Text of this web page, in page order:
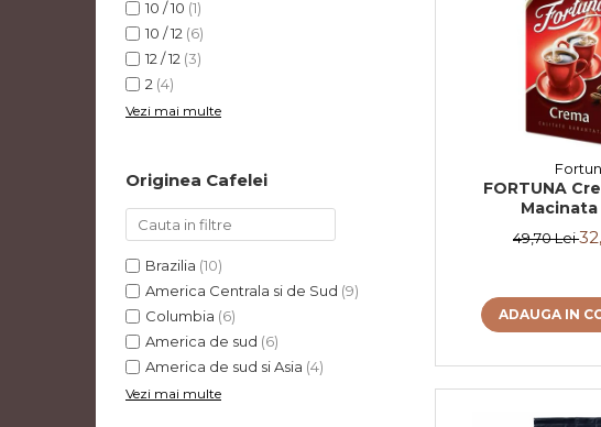
10 / 10 (1)
10 / 12 (6)
12 / 12 (3)
2 (4)
Vezi mai multe
Originea Cafelei
Brazilia (10)
America Centrala si de Sud (9)
Columbia (6)
America de sud (6)
America de sud si Asia (4)
Vezi mai multe
FORTUNA
49,70 Lei
ADAUGA IN